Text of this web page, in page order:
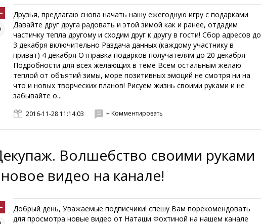
Друзья, предлагаю снова начать нашу ежегодную игру с подарками
Давайте друг друга радовать и этой зимой как и ранее, отдадим
частичку тепла другому и сходим друг к другу в гости! Сбор адресов до
3 декабря включительно Раздача данных (каждому участнику в
приват) 4 декабря Отправка подарков получателям до 20 декабря
Подробности для всех желающих в теме Всем остальным желаю
теплой от объятий зимы, море позитивных эмоций не смотря ни на
что и новых творческих планов! Рисуем жизнь своими руками и не
забывайте о...
2016-11-28 11:14:03 + Комментировать
Волшебство своими руками
видео на канале!
Добрый день, Уважаемые подписчики! спешу Вам порекомендовать
для просмотра новые видео от Наташи Фохтиной на нашем канале